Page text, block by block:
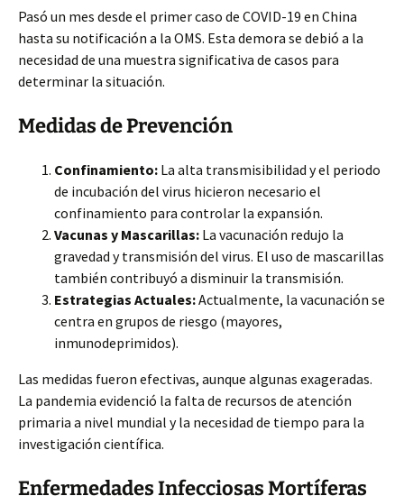
Pasó un mes desde el primer caso de COVID-19 en China
hasta su notificación a la OMS. Esta demora se debió a la
necesidad de una muestra significativa de casos para
determinar la situación.
Medidas de Prevención
Confinamiento: La alta transmisibilidad y el periodo
de incubación del virus hicieron necesario el
confinamiento para controlar la expansión.
Vacunas y Mascarillas: La vacunación redujo la
gravedad y transmisión del virus. El uso de mascarillas
también contribuyó a disminuir la transmisión.
Estrategias Actuales:Actualmente, la vacunación se
centra en grupos de riesgo (mayores,
inmunodeprimidos).
Las medidas fueron efectivas, aunque algunas exageradas.
La pandemia evidenció la falta de recursos de atención
primaria a nivel mundial y la necesidad de tiempo para la
investigación científica.
Enfermedades Infecciosas Mortíferas